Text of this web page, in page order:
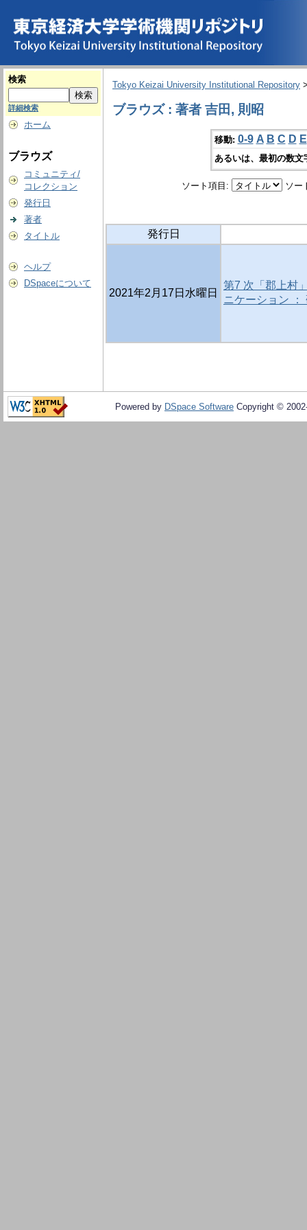
検索
詳細検索
ホーム
ブラウズ
コミュニティ/
コレクション
発行日
著者
タイトル
ヘルプ
DSpaceについて
Tokyo Keizai University Institutional Repository
ブラウズ : 著者 吉田, 則昭
移動: 0-9 A B C D E
あるいは、最初の数
ソート項目: ソー
発行日
2021年2月17日水曜日
第7 次「郡上村
ニケーション ：
Powered by DSpace Software Copyright ©